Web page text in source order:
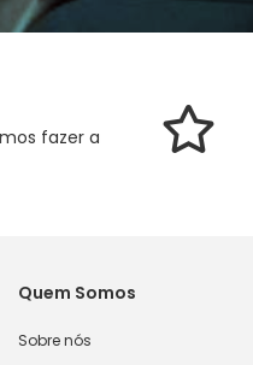
fazer a
Quem Somos
Sobre nós